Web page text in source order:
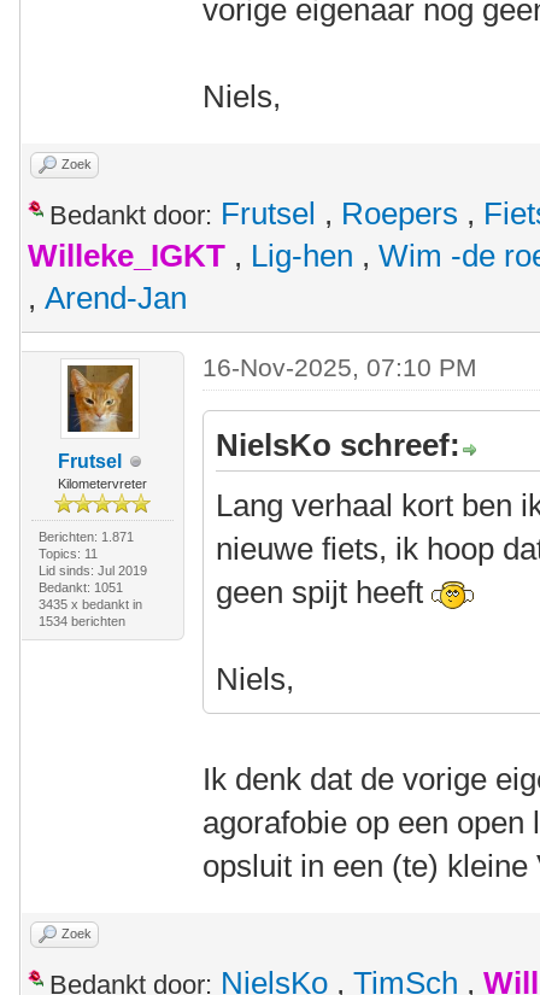
vorige eigenaar nog
Niels,
Zoek
Bedankt door: Frutsel , Roepers ,
Willeke_IGKT , Lig-hen , Wim -de
, Arend-Jan
Frutsel
Kilometervreter
Berichten: 1.871
Topics: 11
Lid sinds: Jul 2019
Bedankt: 1051
3435 x bedankt in
1534 berichten
16-Nov-2025, 07:10 PM
NielsKo schreef:
Lang verhaal kort ben
nieuwe fiets, ik hoop
geen spijt heeft
Niels,
Ik denk dat de vorige
agorafobie op een
opsluit in een (te)
Zoek
Bedankt door: NielsKo , TimSch ,